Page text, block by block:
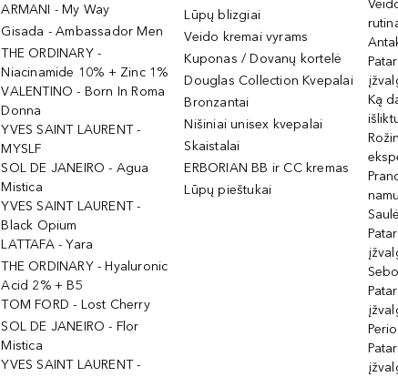
ARMANI - My Way
Gisada - Ambassador Men
THE ORDINARY -
Niacinamide 10% + Zinc 1%
VALENTINO - Born In Roma
Donna
YVES SAINT LAURENT -
MYSLF
SOL DE JANEIRO - Agua
Mistica
YVES SAINT LAURENT -
Black Opium
LATTAFA - Yara
THE ORDINARY - Hyaluronic
Acid 2% + B5
TOM FORD - Lost Cherry
SOL DE JANEIRO - Flor
Mistica
YVES SAINT LAURENT -
Lūpų blizgiai
Veido kremai vyrams
Kuponas / Dovanų kortelė
Douglas Collection Kvepalai
Bronzantai
Nišiniai unisex kvepalai
Skaistalai
ERBORIAN BB ir CC kremas
Lūpų pieštukai
Ką